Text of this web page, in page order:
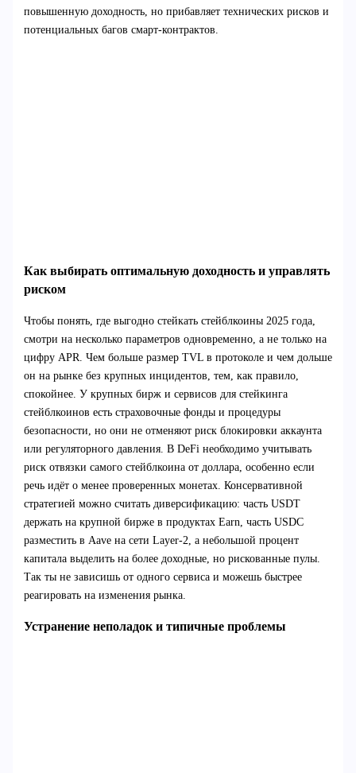
повышенную доходность, но прибавляет технических рисков и
потенциальных багов смарт‑контрактов.
Как выбирать оптимальную доходность и управлять
риском
Чтобы понять, где выгодно стейкать стейблкоины 2025 года,
смотри на несколько параметров одновременно, а не только на
цифру APR. Чем больше размер TVL в протоколе и чем дольше
он на рынке без крупных инцидентов, тем, как правило,
спокойнее. У крупных бирж и сервисов для стейкинга
стейблкоинов есть страховочные фонды и процедуры
безопасности, но они не отменяют риск блокировки аккаунта
или регуляторного давления. В DeFi необходимо учитывать
риск отвязки самого стейблкоина от доллара, особенно если
речь идёт о менее проверенных монетах. Консервативной
стратегией можно считать диверсификацию: часть USDT
держать на крупной бирже в продуктах Earn, часть USDC
разместить в Aave на сети Layer‑2, а небольшой процент
капитала выделить на более доходные, но рискованные пулы.
Так ты не зависишь от одного сервиса и можешь быстрее
реагировать на изменения рынка.
Устранение неполадок и типичные проблемы